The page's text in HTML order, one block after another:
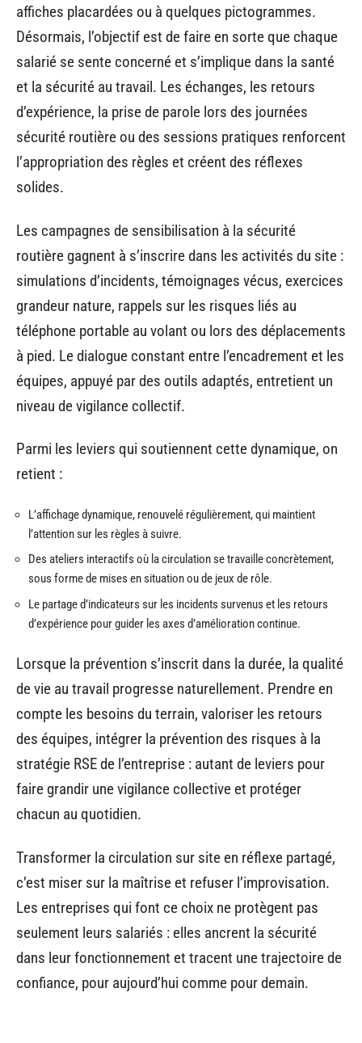
affiches placardées ou à quelques pictogrammes.
Désormais, l’objectif est de faire en sorte que chaque
salarié se sente concerné et s’implique dans la santé
et la sécurité au travail. Les échanges, les retours
d’expérience, la prise de parole lors des journées
sécurité routière ou des sessions pratiques renforcent
l’appropriation des règles et créent des réflexes
solides.
Les campagnes de sensibilisation à la sécurité
routière gagnent à s’inscrire dans les activités du site :
simulations d’incidents, témoignages vécus, exercices
grandeur nature, rappels sur les risques liés au
téléphone portable au volant ou lors des déplacements
à pied. Le dialogue constant entre l’encadrement et les
équipes, appuyé par des outils adaptés, entretient un
niveau de vigilance collectif.
Parmi les leviers qui soutiennent cette dynamique, on
retient :
L’affichage dynamique, renouvelé régulièrement, qui maintient
l’attention sur les règles à suivre.
Des ateliers interactifs où la circulation se travaille concrètement,
sous forme de mises en situation ou de jeux de rôle.
Le partage d’indicateurs sur les incidents survenus et les retours
d’expérience pour guider les axes d’amélioration continue.
Lorsque la prévention s’inscrit dans la durée, la qualité
de vie au travail progresse naturellement. Prendre en
compte les besoins du terrain, valoriser les retours
des équipes, intégrer la prévention des risques à la
stratégie RSE de l’entreprise : autant de leviers pour
faire grandir une vigilance collective et protéger
chacun au quotidien.
Transformer la circulation sur site en réflexe partagé,
c’est miser sur la maîtrise et refuser l’improvisation.
Les entreprises qui font ce choix ne protègent pas
seulement leurs salariés : elles ancrent la sécurité
dans leur fonctionnement et tracent une trajectoire de
confiance, pour aujourd’hui comme pour demain.